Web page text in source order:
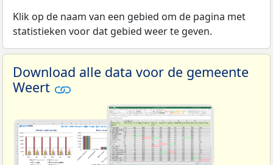
Klik op de naam van een gebied om de pagina met
statistieken voor dat gebied weer te geven.
Download alle data voor de gemeente
Weert